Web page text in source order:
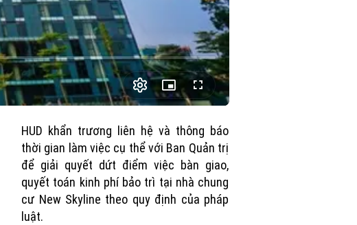
Picture-
in-
Fullscreen
HUD khẩn trương liên hệ và thông báo
thời gian làm việc cụ thể với Ban Quản trị
để giải quyết dứt điểm việc bàn giao,
quyết toán kinh phí bảo trì tại nhà chung
cư New Skyline theo quy định của pháp
luật.